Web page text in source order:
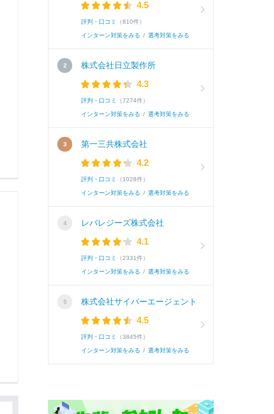
4.5
評判・口コミ （810件）
インターン対策をみる / 選考対策をみる
株式会社日立製作所
4.3
評判・口コミ （7274件）
インターン対策をみる / 選考対策をみる
第一三共株式会社
4.2
評判・口コミ （1028件）
インターン対策をみる / 選考対策をみる
レバレジーズ株式会社
4.1
評判・口コミ （2331件）
インターン対策をみる / 選考対策をみる
株式会社サイバーエージェント
4.5
評判・口コミ （3845件）
インターン対策をみる / 選考対策をみる